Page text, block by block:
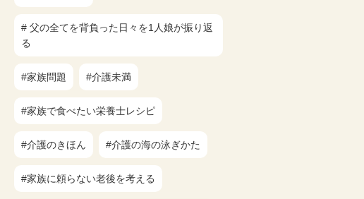
# 父の全てを背負った日々を1人娘が振り返
る
#家族問題 #介護未満
#家族で食べたい栄養士レシピ
#介護のきほん #介護の海の泳ぎかた
#家族に頼らない老後を考える